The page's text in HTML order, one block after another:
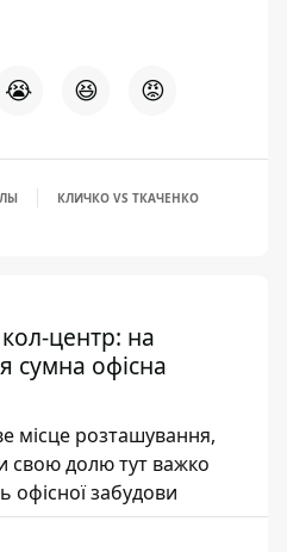
😭 😆 😡
КЛИЧКО VS ТКАЧЕНКО
центр: на
сумна офісна
місце розташування,
свою долю тут важко
офісної забудови